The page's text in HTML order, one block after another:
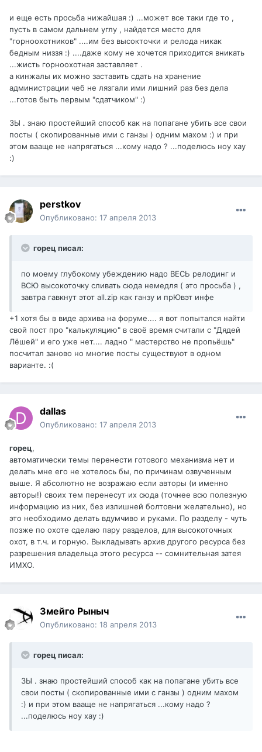
и еще есть просьба нижайшая :) ...может все таки где то ,
пусть в самом дальнем углу , найдется место для
"горноохотников" ....им без высокточки и релода никак
бедным низзя :) ....даже кому не хочется приходится вникать
...жисть горноохотная заставляет .
а кинжалы их можно заставить сдать на хранение
администрации чеб не лязгали ими лишний раз без дела
...готов быть первым "сдатчиком" :)
ЗЫ . знаю простейший способ как на попагане убить все свои
посты ( скопированные ими с ганзы ) одним махом :) и при
этом вааще не напрягаться ...кому надо ? ...поделюсь ноу хау
:)
perstkov
Опубликовано: 17 апреля 2013
горец писал:
по моему глубокому убеждению надо ВЕСЬ релодинг и
ВСЮ высокоточку сливать сюда немедля ( это просьба ) ,
завтра гавкнут этот all.zip как ганзу и прЮвэт инфе
+1 хотя бы в виде архива на форуме.... я вот попытался найти
свой пост про "калькуляцию" в своё время считали с "Дядей
Лёшей" и его уже нет.... ладно " мастерство не пропьёшь"
посчитал заново но многие посты существуют в одном
варианте. :(
dаllаs
Опубликовано: 17 апреля 2013
горец,
автоматически темы перенести готового механизма нет и
делать мне его не хотелось бы, по причинам озвученным
выше. Я абсолютно не возражаю если авторы (и именно
авторы!) своих тем перенесут их сюда (точнее всю полезную
информацию из них, без излишней болтовни желательно), но
это необходимо делать вдумчиво и руками. По разделу - чуть
позже по охоте сделаю пару разделов, для высокоточных
охот, в т.ч. и горную. Выкладывать архив другого ресурса без
разрешения владельца этого ресурса -- сомнительная затея
ИМХО.
Змейго Рыныч
Опубликовано: 18 апреля 2013
горец писал:
ЗЫ . знаю простейший способ как на попагане убить все
свои посты ( скопированные ими с ганзы ) одним махом
:) и при этом вааще не напрягаться ...кому надо ?
...поделюсь ноу хау :)